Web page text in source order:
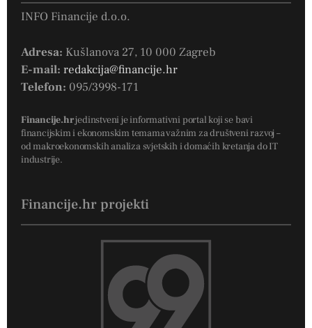
INFO Financije d.o.o.
Adresa: Kušlanova 27, 10 000 Zagreb
E-mail: redakcija@financije.hr
Telefon: 095/3998-171
Financije.hrjedinstveni je informativni portal koji se bavi
financijskim i ekonomskim temama važnim za društveni razvoj –
od makroekonomskih analiza svjetskih i domaćih kretanja do IT
industrije.
Financije.hr projekti